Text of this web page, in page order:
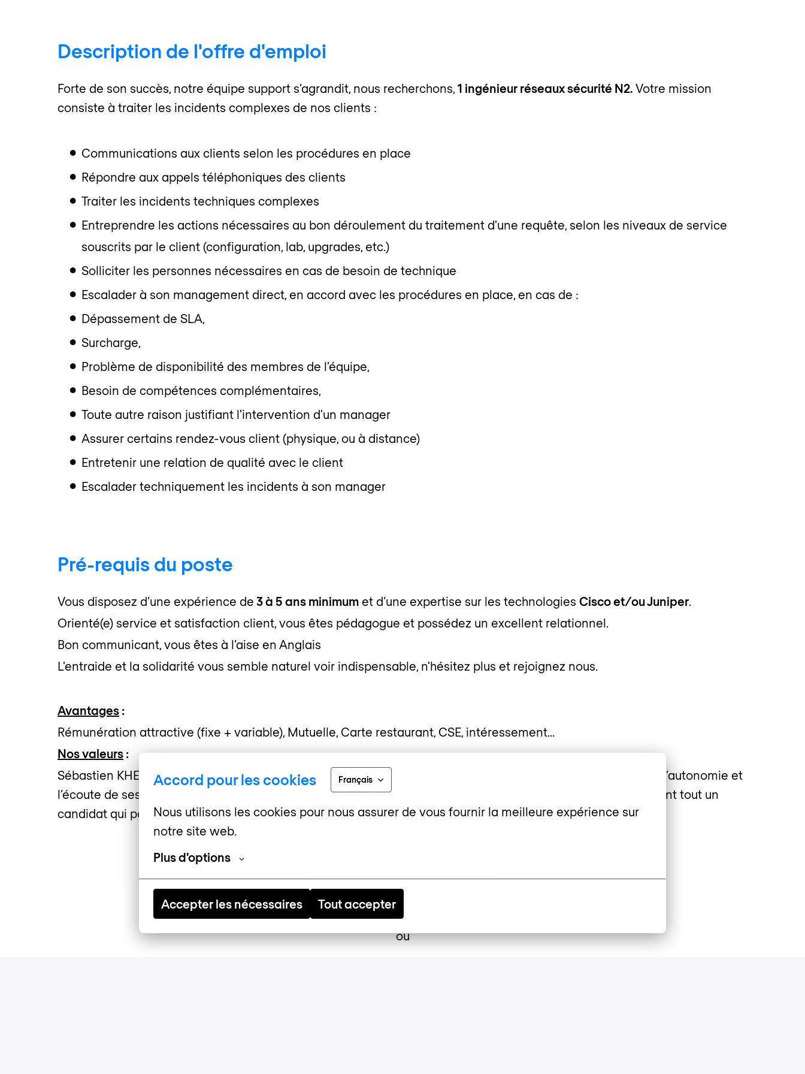
Accord pour les cookies Français
Nous utilisons les cookies pour nous assurer de vous fournir la meilleure expérience sur
notre site web.
Plus d'options
Accepter les nécessaires Tout accepter
Description de l'offre d'emploi
Forte de son succès, notre équipe support s’agrandit, nous recherchons, 1 ingénieur réseaux sécurité N2. Votre mission
consiste à traiter les incidents complexes de nos clients :
Communications aux clients selon les procédures en place
Répondre aux appels téléphoniques des clients
Traiter les incidents techniques complexes
Entreprendre les actions nécessaires au bon déroulement du traitement d'une requête, selon les niveaux de service
souscrits par le client (configuration, lab, upgrades, etc.)
Solliciter les personnes nécessaires en cas de besoin de technique
Escalader à son management direct, en accord avec les procédures en place, en cas de :
Dépassement de SLA,
Surcharge,
Problème de disponibilité des membres de l’équipe,
Besoin de compétences complémentaires,
Toute autre raison justifiant l'intervention d'un manager
Assurer certains rendez-vous client (physique, ou à distance)
Entretenir une relation de qualité avec le client
Escalader techniquement les incidents à son manager
Pré-requis du poste
Vous disposez d’une expérience de 3 à 5 ans minimum et d’une expertise sur les technologies Cisco et/ou Juniper
Orienté(e) service et satisfaction client, vous êtes pédagogue et possédez un excellent relationnel.
Bon communicant, vous êtes à l’aise en Anglais
L'entraide et la solidarité vous semble naturel voir indispensable, n'hésitez plus et rejoignez nous.
Avantages :
Rémunération attractive (fixe + variable), Mutuelle, Carte restaurant, CSE, intéressement…
Nos valeurs :
Sébastien KHER, notre PDG, développe son entreprise, depuis 2004, en s’appuyant sur la confiance mutuelle, l’autonomie et
l’écoute de ses collaborateurs mais aussi sur la bonne humeur et le plaisir de partager. Nous recherchons avant tout un
candidat qui partage nos valeurs : professionnalisme, flexibilité et bienveillance.
Postuler
ou